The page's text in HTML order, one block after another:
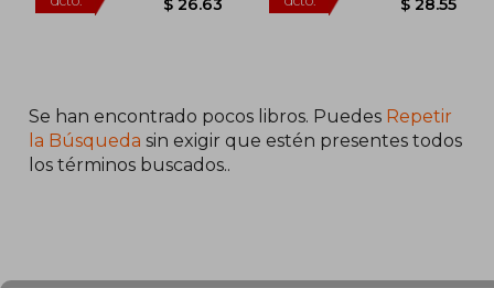
45%
dcto.
$ 48.42
$ 26.63
45%
dcto. $
Se han encontrado pocos libros. Puedes Repetir
la Búsqueda sin exigir que estén presentes todos
los términos buscados..